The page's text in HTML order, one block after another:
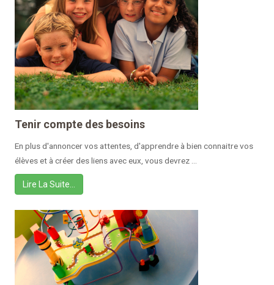
Tenir compte des besoins
En plus d'annoncer vos attentes, d'apprendre à bien connaitre vos
élèves et à créer des liens avec eux, vous devrez ...
Lire La Suite…